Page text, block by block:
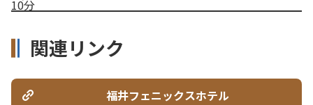
10分
関連リンク
福井フェニックスホテル